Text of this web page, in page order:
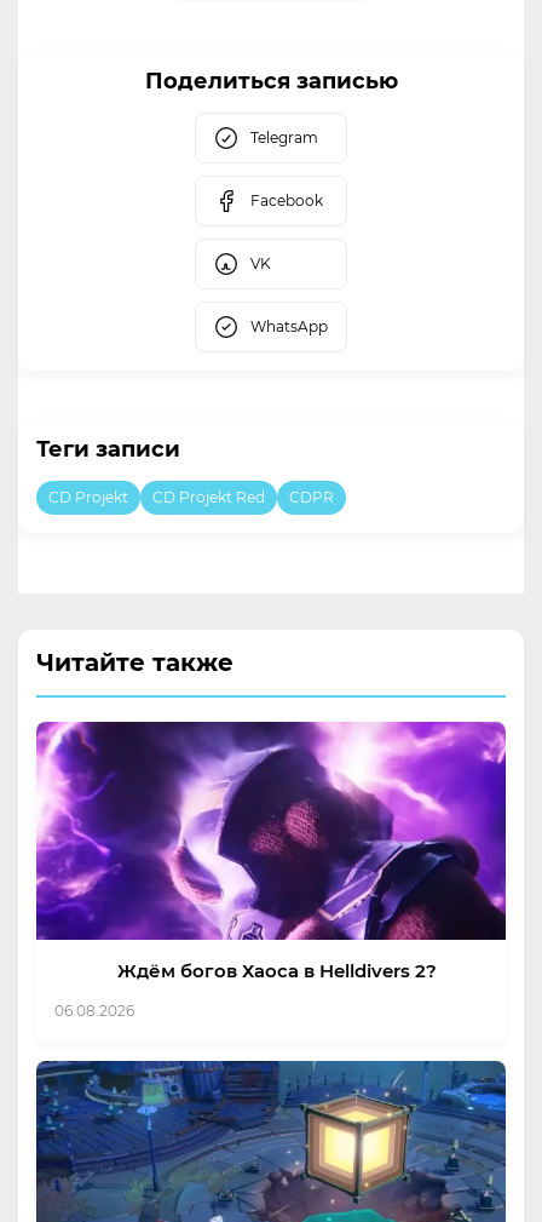
Поделиться записью
Telegram
Facebook
VK
WhatsApp
Теги записи
CD Projekt CD Projekt Red CDPR
Читайте также
Ждём богов Хаоса в Helldivers 2?
06.08.2026